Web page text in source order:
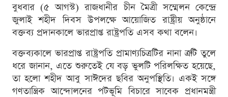
বুধবার (৫ আগস্ট) রাজধানীর চীন মৈত্রী সম্মেলন কেন্দ্রে
জুলাই শহীদ দিবস উপলক্ষে আয়োজিত রাষ্ট্রীয় অনুষ্ঠানে
বক্তব্য প্রদানকালে ভারপ্রাপ্ত রাষ্ট্রপতি এসব কথা বলেন।
বক্তব্যকালে ভারপ্রাপ্ত রাষ্ট্রপতি প্রামাণ্যচিত্রটির নানা ত্রুটি তুলে
ধরে জানান, এতে শুরুতেই যে বড় ভুলটি পরিলক্ষিত হয়েছে,
তা হলো শহীদ আবু সাঈদের ছবির অনুপস্থিতি। একই সঙ্গে
গণতান্ত্রিক আন্দোলনের পটভূমি বিচারে সাবেক প্রধানমন্ত্রী